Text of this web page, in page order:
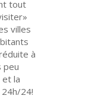
tout
villes
à
peu
la
24!